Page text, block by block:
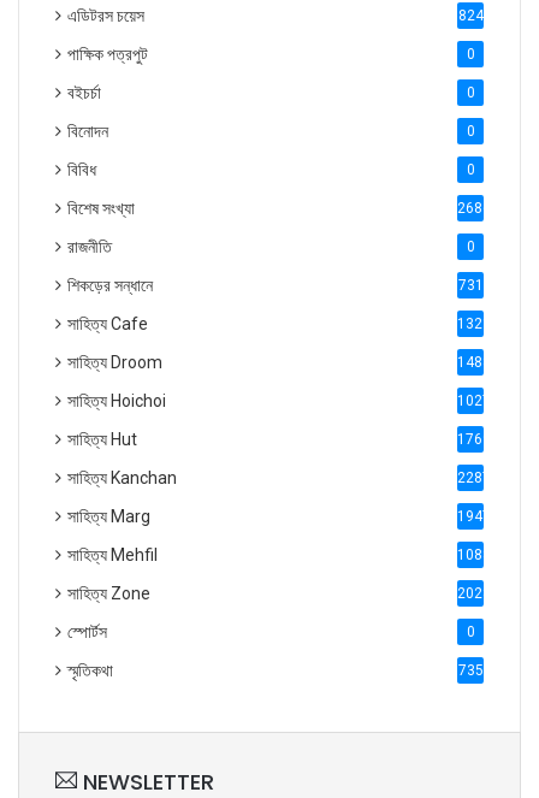
এডিটরস চয়েস 824
পাক্ষিক পত্রপুট 0
বইচর্চা 0
বিনোদন 0
বিবিধ 0
বিশেষ সংখ্যা 2686
রাজনীতি 0
শিকড়ের সন্ধানে 731
সাহিত্য Cafe 1321
সাহিত্য Droom 1488
সাহিত্য Hoichoi 1027
সাহিত্য Hut 1769
সাহিত্য Kanchan 2287
সাহিত্য Marg 1947
সাহিত্য Mehfil 1088
সাহিত্য Zone 2028
স্পোর্টস 0
স্মৃতিকথা 735
NEWSLETTER